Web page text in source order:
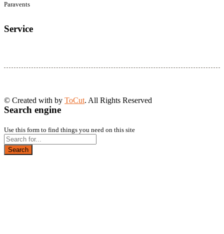
Paravents
Service
© Created with by ToCut. All Rights Reserved
Search engine
Use this form to find things you need on this site
Search